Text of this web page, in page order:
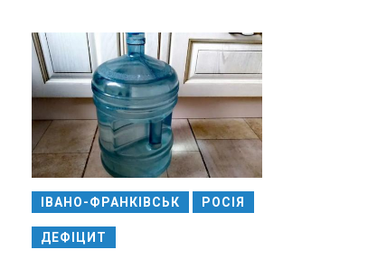
ІВАНО-ФРАНКІВСЬК РОСІЯ
ДЕФІЦИТ